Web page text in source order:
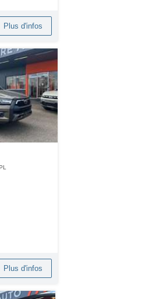
Plus d'infos
Plus d'infos